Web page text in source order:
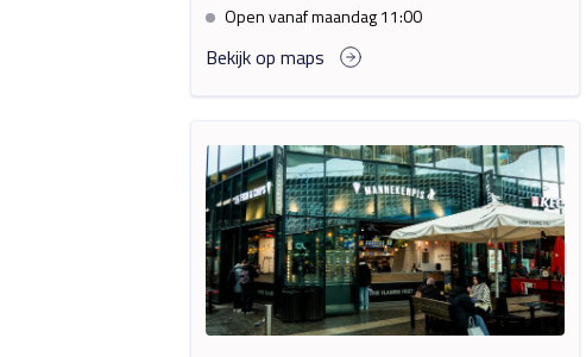
Open vanaf maandag 11:00
Bekijk op maps